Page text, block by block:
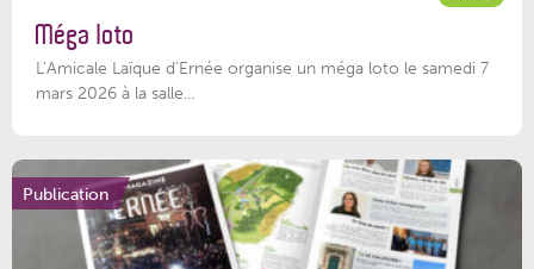
Méga loto
L’Amicale Laïque d’Ernée organise un méga loto le samedi 7
mars 2026 à la salle...
Publication